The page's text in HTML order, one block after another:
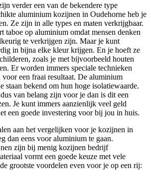
verder een van de bekendere type
aluminium kozijnen in Oudehorne heb je
Ze zijn in alle types en maten verkrijgbaar.
taboe op aluminium omdat mensen denken
te verkrijgen zijn. Maar je kunt
in bijna elke kleur krijgen. En je hoeft ze
zoals je met bijvoorbeeld houten
Er worden immers speciale technieken
een fraai resultaat. De aluminium
staan bekend om hun hoge isolatiewaarde.
van belang zijn voor je dan is dit een
Je kunt immers aanzienlijk veel geld
een goede investering voor bij jou in huis.
aan het vergelijken voor je kozijnen in
dan eens voor aluminium te gaan.
zijn bij menig kozijnen bedrijf
vormt een goede keuze met vele
grootste voordelen even voor je op een rij: